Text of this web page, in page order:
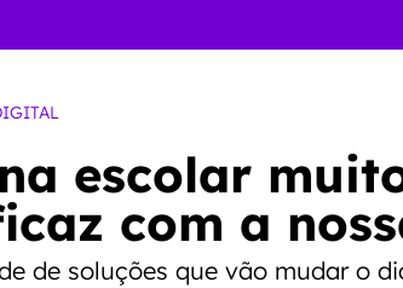
escolar
com a
de soluções que vão mudar o